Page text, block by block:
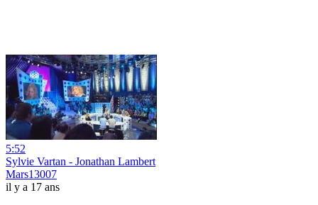
5:52
Sylvie Vartan - Jonathan Lambert
Mars13007
il y a 17 ans